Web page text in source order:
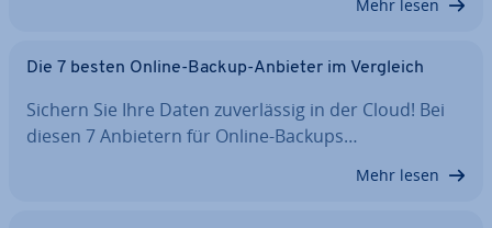
Mehr lesen
Die 7 besten Online-Backup-Anbieter im Vergleich
Sichern Sie Ihre Daten zu­ver­läs­sig in der Cloud! Bei
diesen 7 Anbietern für Online-Backups…
Mehr lesen